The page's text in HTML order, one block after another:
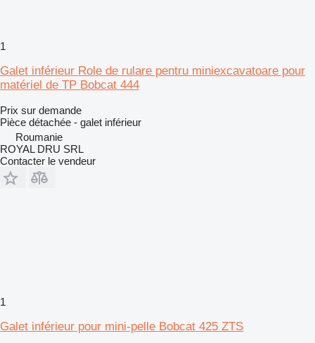
1
Galet inférieur Role de rulare pentru miniexcavatoare pour
matériel de TP Bobcat 444
Prix sur demande
Pièce détachée - galet inférieur
Roumanie
ROYAL DRU SRL
Contacter le vendeur
1
Galet inférieur pour mini-pelle Bobcat 425 ZTS